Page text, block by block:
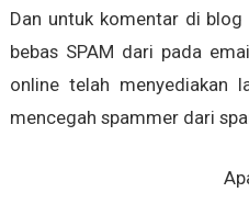
Dan untuk komentar di
bebas SPAM dari pada
online telah menyediakan
mencegah spammer dari